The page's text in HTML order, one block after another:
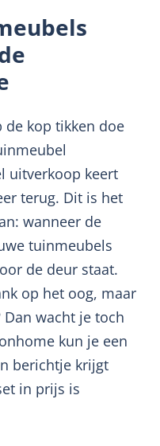
kop tikken doe
uitverkoop keert
terug. Dit is het
wanneer de
tuinmeubels
de deur staat.
op het oog, maar
Dan wacht je toch
kun je een
berichtje krijgt
in prijs is